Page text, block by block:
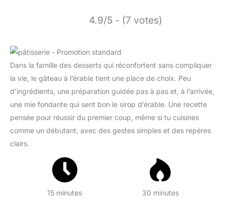
4.9/5 - (7 votes)
Dans la famille des desserts qui réconfortent sans compliquer
la vie, le gâteau à l’érable tient une place de choix. Peu
d’ingrédients, une préparation guidée pas à pas et, à l’arrivée,
une mie fondante qui sent bon le sirop d’érable. Une recette
pensée pour réussir du premier coup, même si tu cuisines
comme un débutant, avec des gestes simples et des repères
clairs.
15 minutes 30 minutes